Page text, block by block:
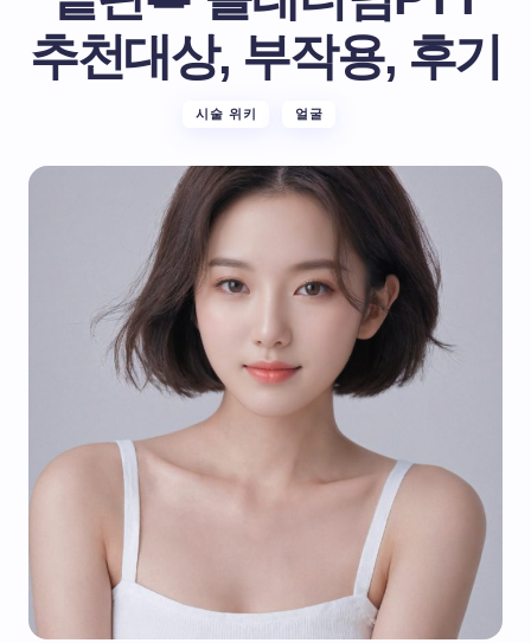
추천대상, 부작용, 후기
시술 위키 얼굴